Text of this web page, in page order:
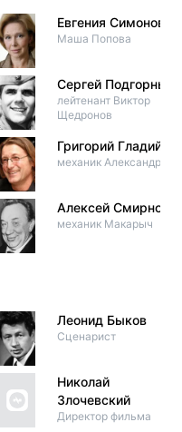
Евгения Симонова
Маша Попова
Сергей Подгорный
лейтенант Виктор
Щедронов
Григорий Гладий
механик Александрова
Алексей Смирнов
механик Макарыч
Леонид Быков
Сценарист
Николай
Злочевский
Директор фильма